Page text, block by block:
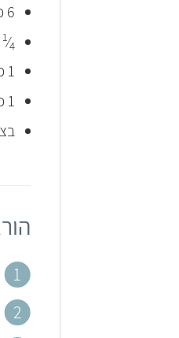
6 כוסות ציר ירקות
1⁄4
1 כף מיץ לימון
1 כף רוטב סויה